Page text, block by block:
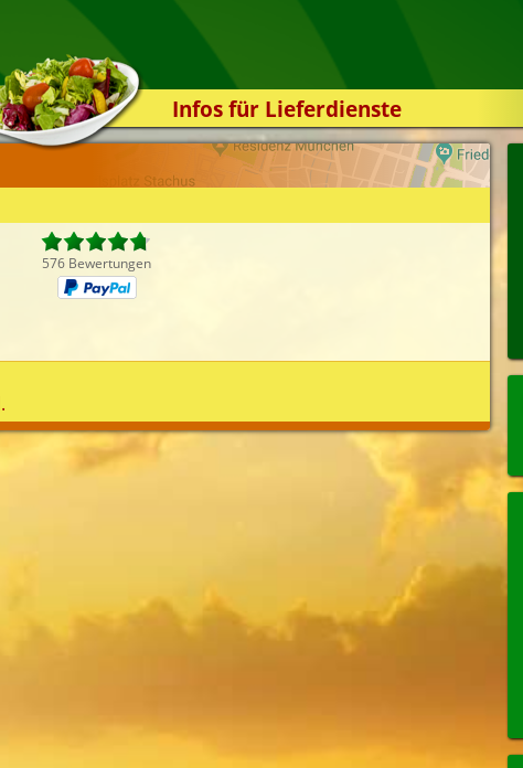
Infos für Lieferdienste
Kassensystem
Zuverlässigkeit
Styles
576 Bewertungen